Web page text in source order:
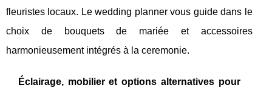
fleuristes locaux. Le wedding planner vous guide dans le
choix de bouquets de mariée et accessoires
harmonieusement intégrés à la ceremonie.
Éclairage, mobilier et options alternatives pour